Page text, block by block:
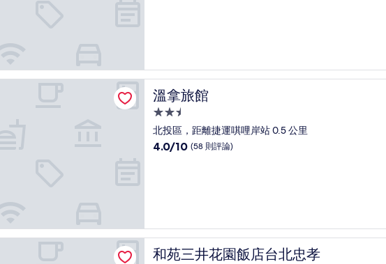
極
了，
(1,928
則
評
論)
溫拿旅館
溫拿旅館
2.5
星
級
北投區，距離捷運唭哩岸站 0.5 公里
4.0
評
論)
4.0/10 (58 則評論)
和苑三井花園飯店台北忠孝
和苑三井花園飯店台北忠孝